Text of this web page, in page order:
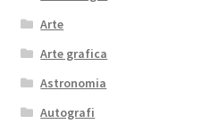
Arte
Arte grafica
Astronomia
Autografi